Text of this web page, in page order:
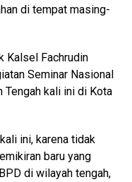
di tempat masing-
Kalsel Fachrudin
Seminar Nasional
Tengah kali ini di Kota
ini, karena tidak
baru yang
di wilayah tengah,